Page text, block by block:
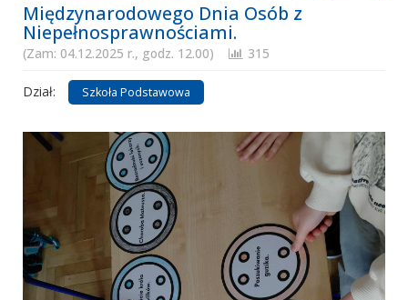
Międzynarodowego Dnia Osób z
Niepełnosprawnościami.
(Zam: 04.12.2025 r., godz. 12.00) 315
Dział: Szkoła Podstawowa